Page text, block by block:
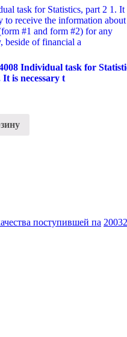
Individual task for
is necessary t
поступившей па